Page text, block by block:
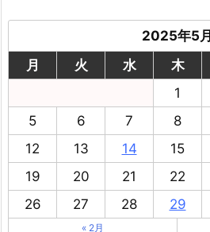
2025年5月
月
火 水 木
1
5
6 7 8
12
13 14 15
19
20 21 22
26
27 28 29
« 2月